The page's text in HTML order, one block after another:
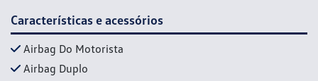
Características e acessórios
Airbag Do Motorista
Airbag Duplo